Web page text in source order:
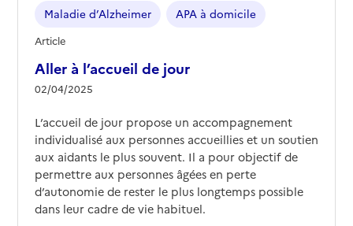
Aller à l’accueil de jour
02/04/2025
Maladie d’Alzheimer APA à domicile
Article
L’accueil de jour propose un accompagnement
individualisé aux personnes accueillies et un soutien
aux aidants le plus souvent. Il a pour objectif de
permettre aux personnes âgées en perte
d’autonomie de rester le plus longtemps possible
dans leur cadre de vie habituel.